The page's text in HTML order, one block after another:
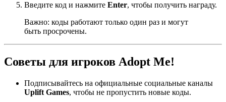
Введите код и нажмите Enter, чтобы получить награду.
Важно: коды работают только один раз и могут
быть просрочены.
Советы для игроков Adopt Me!
Подписывайтесь на официальные социальные каналы
Uplift Games, чтобы не пропустить новые коды.